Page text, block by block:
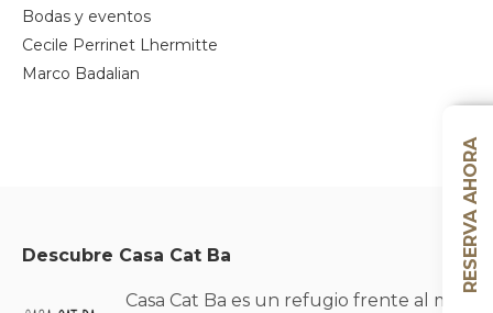
Bodas y eventos
Cecile Perrinet Lhermitte
Marco Badalian
Descubre Casa Cat Ba
Casa Cat Ba es un refugio frente al mar
RESERVA AHORA